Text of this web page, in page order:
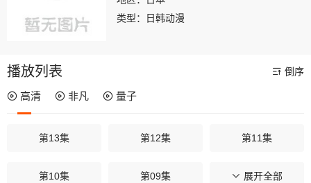
类型：
日韩动漫
播放列表 倒序
高清 非凡 量子
第13集 第12集 第11集
第10集 第09集 第08集
展开全部